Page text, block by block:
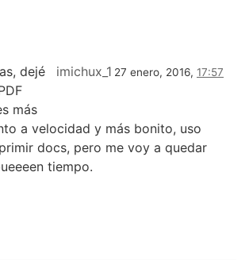
imichux_1 27 enero, 2016, 17:57
dejé
más
a velocidad y más bonito, uso
docs, pero me voy a quedar
tiempo.